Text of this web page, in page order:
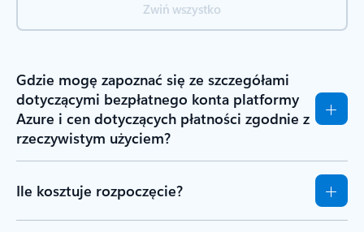
Zwiń wszystko
Gdzie mogę zapoznać się ze szczegółami
dotyczącymi bezpłatnego konta platformy
Azure i cen dotyczących płatności zgodnie z
rzeczywistym użyciem?
Ile kosztuje rozpoczęcie?